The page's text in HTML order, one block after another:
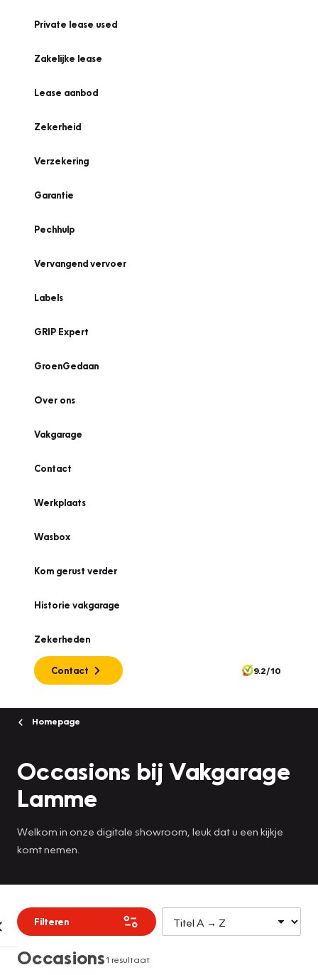
Private lease used
Zakelijke lease
Lease aanbod
Zekerheid
Verzekering
Garantie
Pechhulp
Vervangend vervoer
Labels
GRIP Expert
GroenGedaan
Over ons
Vakgarage
Contact
Werkplaats
Wasbox
Kom gerust verder
Historie vakgarage
Zekerheden
Contact 9.2/10
Homepage
Occasions bij Vakgarage
Lamme
Welkom in onze digitale showroom, leuk dat u een kijkje
komt nemen.
Filteren
Occasions1 resultaat